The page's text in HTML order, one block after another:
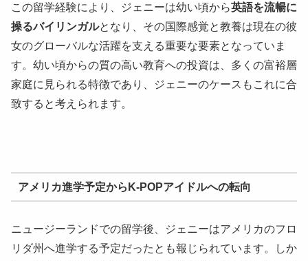
この留学経験により、ジェニーは幼い頃から英語を流暢に
操るバイリンガルとなり、その国際感覚と教養は現在の彼
女のグローバルな活躍を支える重要な要素となっていま
す。幼い頃からの質の高い教育への投資は、多くの富裕層
家庭に見られる特徴であり、ジェニーのケースもこれに合
致すると考えられます。
アメリカ進学予定からK-POPアイドルへの転向
ニュージーランドでの留学後、ジェニーはアメリカのフロ
リダ州へ進学する予定だったとも報じられています。しか